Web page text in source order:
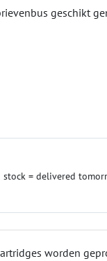
geschikt
stock = delivered
worden